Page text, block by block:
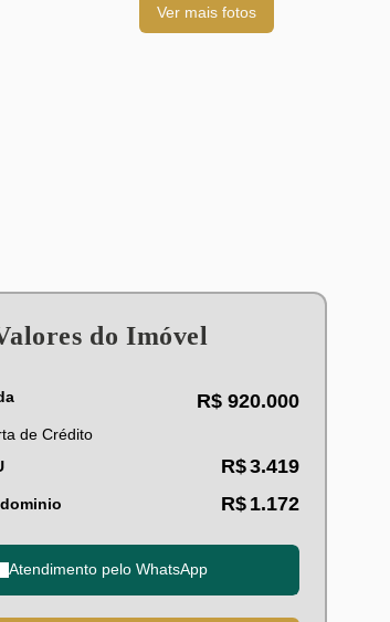
do Imóvel
R$920.000
de Crédito
R$3.419
R$ 1.172
Atendimento pelo WhatsApp